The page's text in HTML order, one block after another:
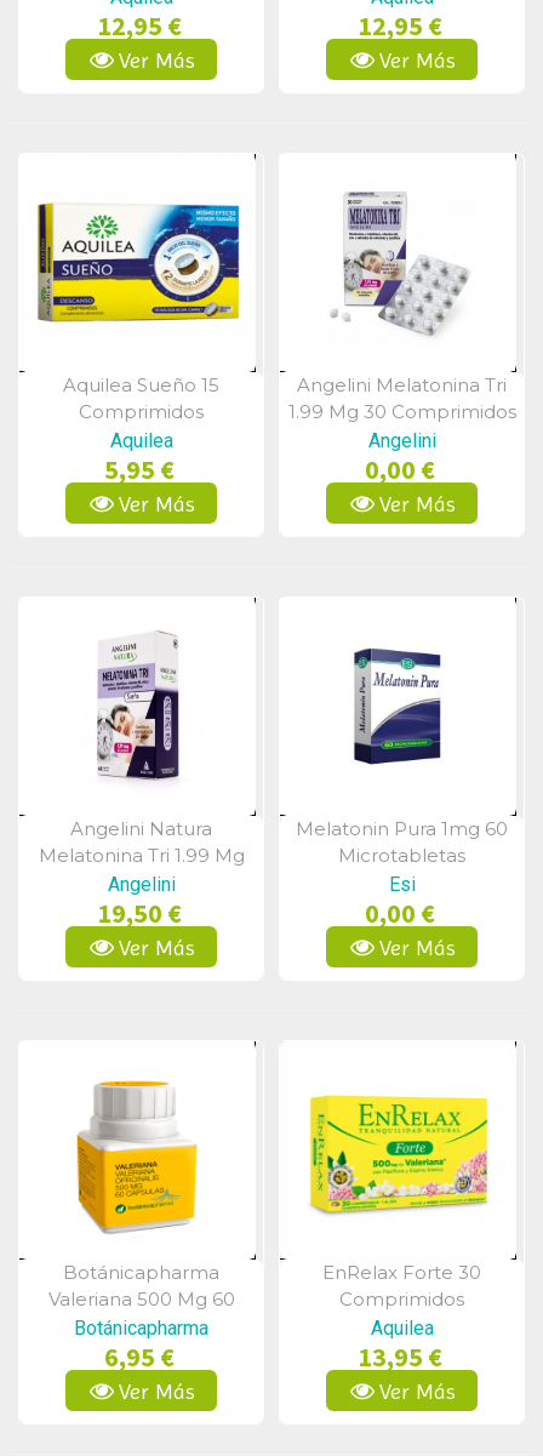
12,95 €
Ver Más
12,95 €
Ver Más
Vista Rápida
Aquilea Sueño 15
Comprimidos
Aquilea
5,95 €
Ver Más
Vista Rápida
Angelini Melatonina Tri
1.99 Mg 30 Comprimidos
Angelini
0,00 €
Ver Más
Vista Rápida
Angelini Natura
Melatonina Tri 1.99 Mg
60 Comprimidos
Angelini
19,50 €
Ver Más
Vista Rápida
Melatonin Pura 1mg 60
Microtabletas
Esi
0,00 €
Ver Más
Vista Rápida
Botánicapharma
Valeriana 500 Mg 60
Cápsulas
Botánicapharma
6,95 €
Ver Más
Vista Rápida
EnRelax Forte 30
Comprimidos
Aquilea
13,95 €
Ver Más